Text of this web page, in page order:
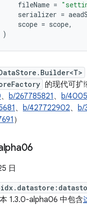
fileName =
serializer =
scope = scope,
)
的现代可扩
、 b/267785821 、 b/
、 b/427722902、 b/
）
日
1.3.0-alpha06 中包含